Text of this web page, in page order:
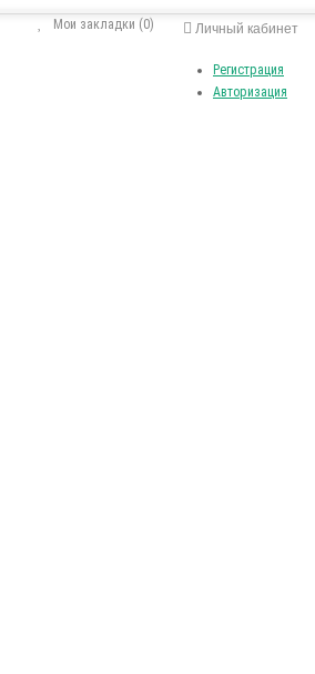
Личный кабинет
Регистрация
Авторизация
Мои закладки (0)